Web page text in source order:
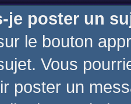
je poster un
le bouton
Vous
poster un